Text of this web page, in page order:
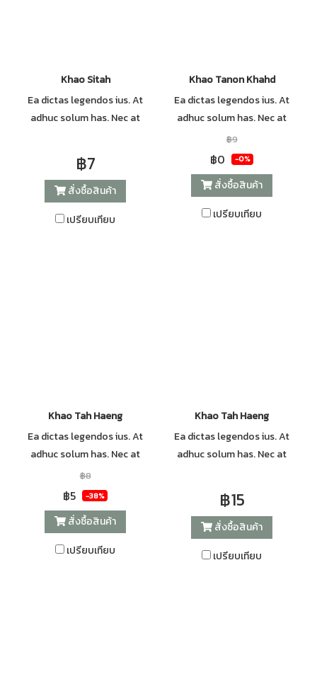
Khao Sitah
Ea dictas legendos ius. At
adhuc solum has. Nec at
oportere posidonium in, has
ei everti volutpat consequat.
฿7
สั่งซื้อสินค้า
เปรียบเทียบ
Khao Tanon Khahd
Ea dictas legendos ius. At
adhuc solum has. Nec at
harum euripidis, habeo elitr
patrioque ne mel. Mei probo
oportere posidonium in, has
ei everti volutpat consequat.
฿9
฿0 -0%
สั่งซื้อสินค้า
เปรียบเทียบ
Khao Tah Haeng
Ea dictas legendos ius. At
adhuc solum has. Nec at
harum euripidis, habeo elitr
patrioque ne mel. Mei probo
oportere posidonium in, has
ei everti volutpat consequat.
฿8
฿5 -38%
สั่งซื้อสินค้า
เปรียบเทียบ
Khao Tah Haeng
Ea dictas legendos ius. At
adhuc solum has. Nec at
oportere posidonium in, has
ei everti volutpat consequat.
฿15
สั่งซื้อสินค้า
เปรียบเทียบ